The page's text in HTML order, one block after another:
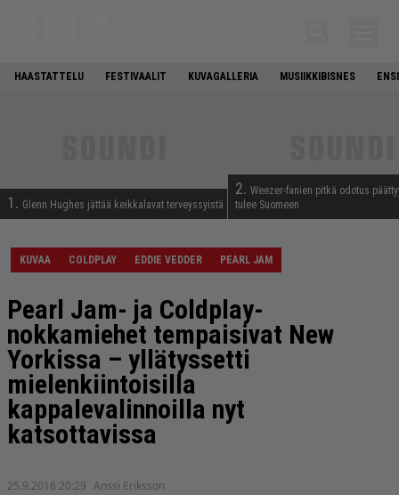
HAASTATTELU FESTIVAALIT KUVAGALLERIA MUSIIKKIBISNES
1. Glenn Hughes jättää keikkalavat terveyssyistä
2. Weezer-fanien pitkä odotus
tulee Suomeen
KUVAA COLDPLAY EDDIE VEDDER PEARL JAM
Pearl Jam- ja Coldplay-
nokkamiehet tempaisivat New
Yorkissa – yllätyssetti
mielenkiintoisilla
kappalevalinnoilla nyt
katsottavissa
25.9.2016 20:29 Anssi Eriksson